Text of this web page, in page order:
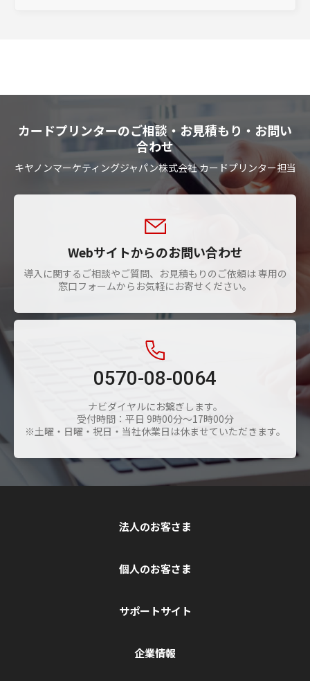
カードプリンターのご相談・お見積もり・お問い
合わせ
キヤノンマーケティングジャパン株式会社 カードプリンター担当
Webサイトからのお問い合わせ
導入に関するご相談やご質問、お見積もりのご依頼は 専用の
窓口フォームからお気軽にお寄せください。
0570-08-0064
ナビダイヤルにお繋ぎします。
受付時間：平日 9時00分～17時00分
※土曜・日曜・祝日・当社休業日は休ませていただきます。
法人のお客さま
個人のお客さま
サポートサイト
企業情報